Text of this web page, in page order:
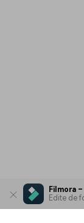
Filmora
Edite de